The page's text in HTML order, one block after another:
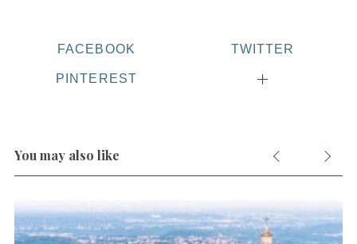
FACEBOOK TWITTER
PINTEREST
You may also like